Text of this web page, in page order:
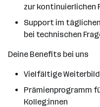
zur kontinuierlichen
Support im
bei technischen
Deine Benefits bei uns
Vielfältige
Prämienprogramm
Kolleg:innen